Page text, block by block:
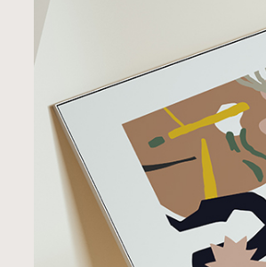
BRANDING STYLE
Visual Art